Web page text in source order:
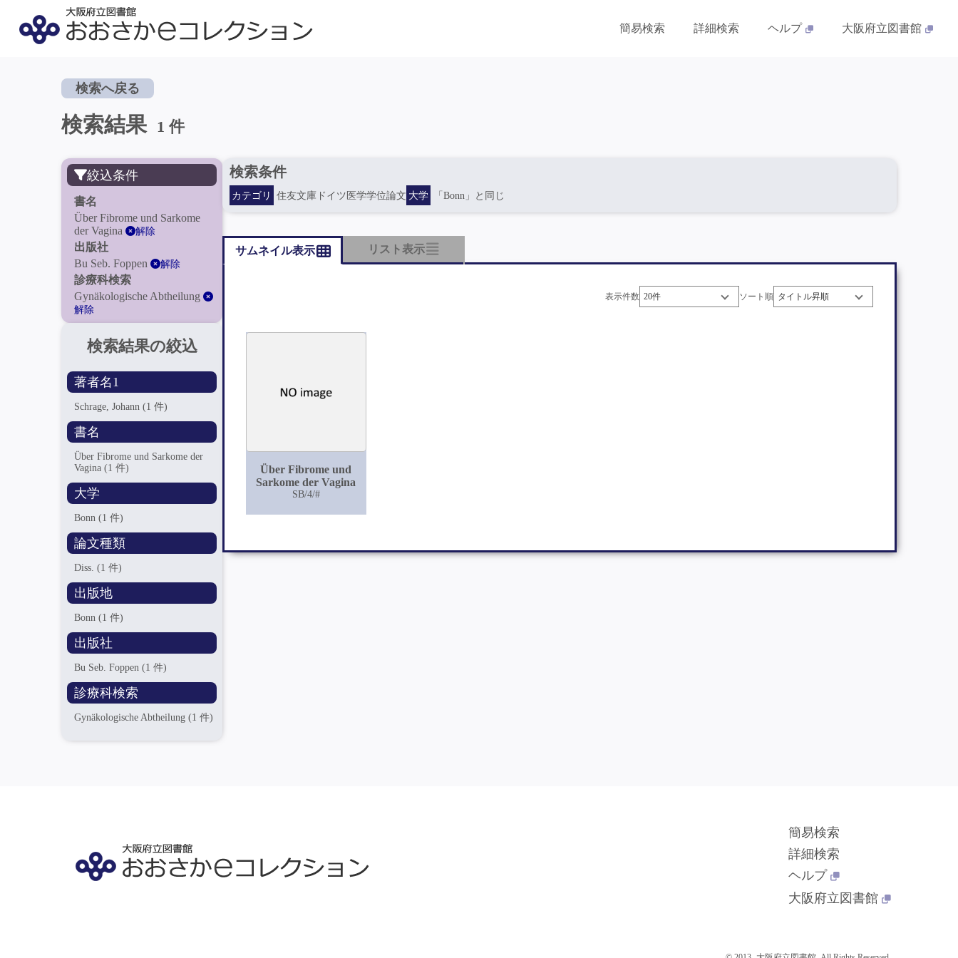
簡易検索 詳細検索 ヘルプ 大阪府立図書館
検索へ戻る
検索結果 1 件
絞込条件
書名
Über Fibrome und Sarkome
der Vagina
解除
出版社
Bu Seb. Foppen
解除
診療科検索
Gynäkologische Abtheilung
解除
検索結果の絞込
著者名1
Schrage, Johann(1 件)
書名
Über Fibrome und Sarkome der
Vagina(1 件)
大学
Bonn(1 件)
論文種類
Diss.(1 件)
出版地
Bonn(1 件)
出版社
Bu Seb. Foppen(1 件)
診療科検索
Gynäkologische Abtheilung(1 件)
検索条件
カテゴリ 住友文庫ドイツ医学学位論文 大学 「Bonn」と同じ
サムネイル表示 リスト表示
表示件数 ソート順
Über Fibrome und
Sarkome der Vagina
SB/4/#
簡易検索
詳細検索
ヘルプ
大阪府立図書館